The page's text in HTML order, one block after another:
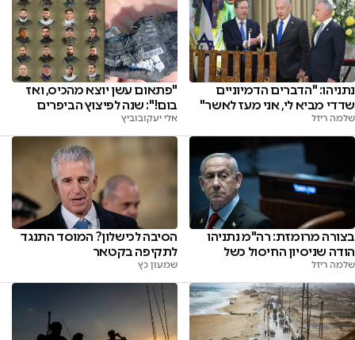
נתניהו: "הדברים הדמיוניים
שדדי מביא לי, אני מעז לאשר"
שלמה ריזל
"פתאום עשן יוצא מהכיס, ואז
בום!": שנה לפיצוץ הביפרים
אלי יעקובוביץ
בצורה מרומזת: רה"מ נתניהו
הודה שניסיון החיסול כשל
שלמה ריזל
הסיבה לכישלון? המוסד התנגד
לתקיפה בקטאר
שמעון כץ